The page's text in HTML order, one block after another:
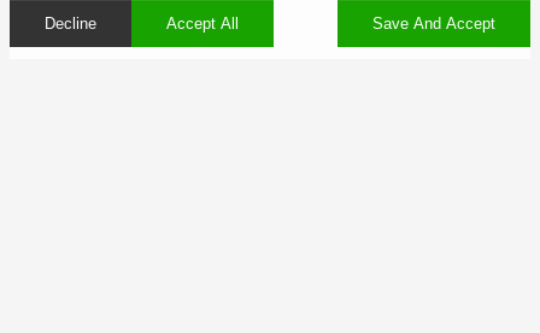
Decline Accept All Save And Accept